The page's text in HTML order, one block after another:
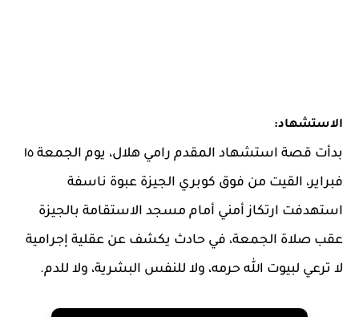
الاستشهاد:
بدأت قصة استشهاد المقدم رامي هلال، يوم الجمعة ١٥
فبراير، القيت من فوق كوبري الجيزة عبوة ناسفة
استهدفت ارتكاز أمني أمام مسجد الاستقامة بالجيزة
عقب صلاة الجمعة، في حادث يكشف عن عقلية إجرامية
لا ترعي لبيوت ﷲ حرمه، ولا للنفس البشرية، ولا للدم.